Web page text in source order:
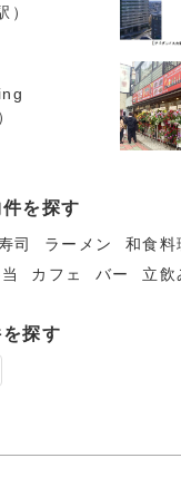
）
を探す
司 ラーメン 和食料
カフェ バー 立飲
探す